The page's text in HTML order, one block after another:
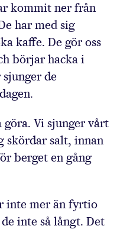
kommit ner från
har med sig
kaffe. De gör oss
börjar hacka i
de
göra. Vi sjunger vårt
skördar salt, innan
berget en gång
inte mer än fyrtio
inte så långt. Det